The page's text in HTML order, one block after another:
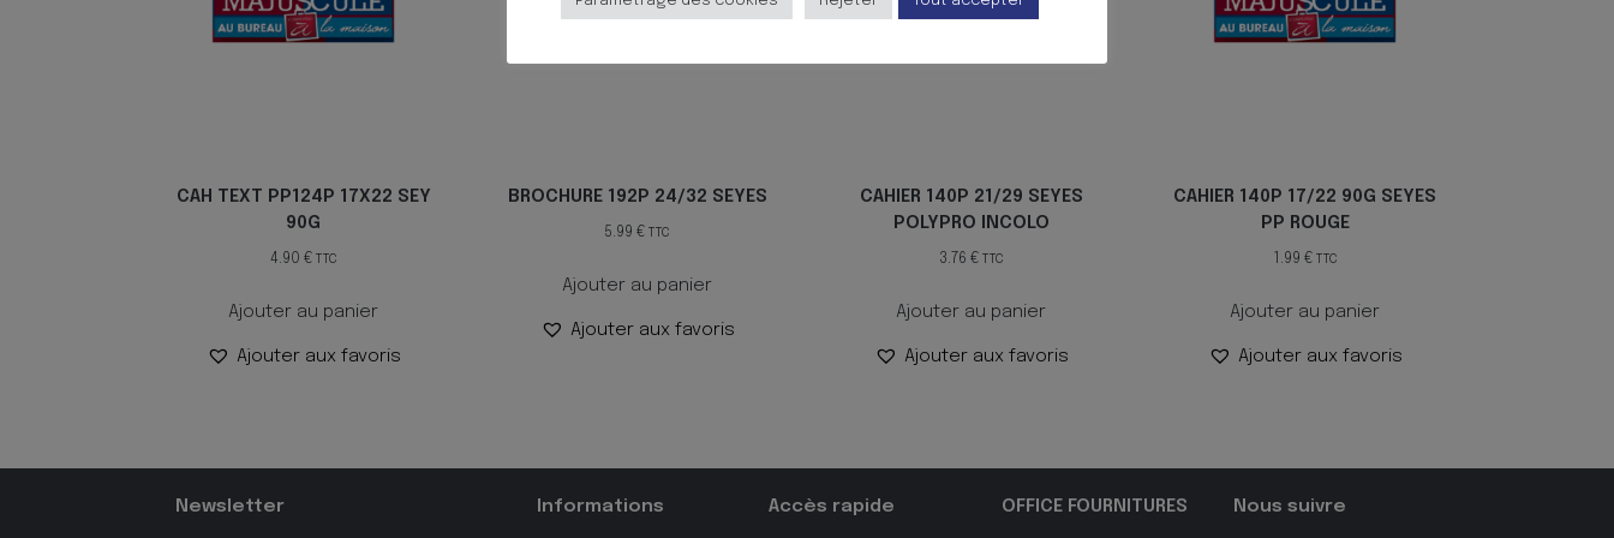
CAH TEXT PP124P 17X22 SEY
90G
4.90 € TTC
Ajouter au panier
Ajouter aux favoris
BROCHURE 192P 24/32 SEYES
5.99€ TTC
Ajouter au panier
Ajouter aux favoris
CAHIER 140P 21/29 SEYES
POLYPRO INCOLO
3.76 € TTC
Ajouter au panier
Ajouter aux favoris
CAHIER 140P 17/22 90G SEYES
PP ROUGE
1.99 € TTC
Ajouter au panier
Ajouter aux favoris
Newsletter Informations Accès rapide OFFICE FOURNITURES Nous suivre